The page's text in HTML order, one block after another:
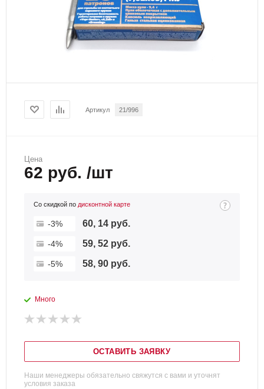
Артикул 21/996
Цена
62 руб. /шт
Со скидкой по дисконтной карте
-3% 60, 14 руб.
-4% 59, 52 руб.
-5% 58, 90 руб.
Много
ОСТАВИТЬ ЗАЯВКУ
Наши менеджеры обязательно свяжутся с вами и уточнят
условия заказа